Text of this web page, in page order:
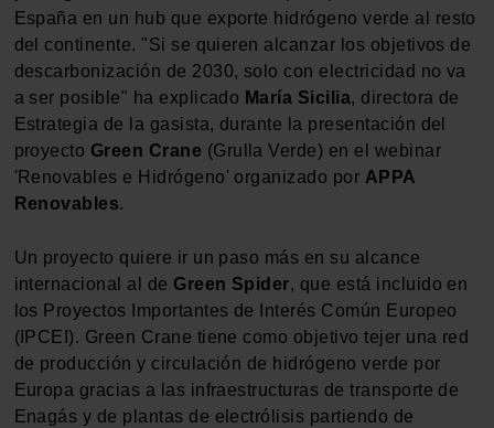
España en un hub que exporte hidrógeno verde al resto
del continente. "Si se quieren alcanzar los objetivos de
descarbonización de 2030, solo con electricidad no va
a ser posible" ha explicado María Sicilia, directora de
Estrategia de la gasista, durante la presentación del
proyecto Green Crane (Grulla Verde) en el webinar
'Renovables e Hidrógeno' organizado por APPA
Renovables.
Un proyecto quiere ir un paso más en su alcance
internacional al de Green Spider, que está incluido en
los Proyectos Importantes de Interés Común Europeo
(IPCEI). Green Crane tiene como objetivo tejer una red
de producción y circulación de hidrógeno verde por
Europa gracias a las infraestructuras de transporte de
Enagás y de plantas de electrólisis partiendo de